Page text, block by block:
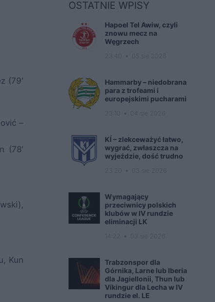
(79′
–
(78′
Kun
OSTATNIE WPISY
Hapoel Tel Awiw, czyli
znowu mecz na
Węgrzech
Hammarby – niedobrana
para z trofeami i
europejskimi pucharami
KÍ – zlekceważyć łatwo,
wygrać, zwłaszcza na
wyjeździe, dość trudno
Wymagający
przeciwnicy polskich
klubów w IV rundzie
eliminacji LK
Trabzonspor dla
Górnika, Larne lub Iberia
dla Jagiellonii, Thun lub
Víkingur dla Lecha w IV
rundzie el. LE